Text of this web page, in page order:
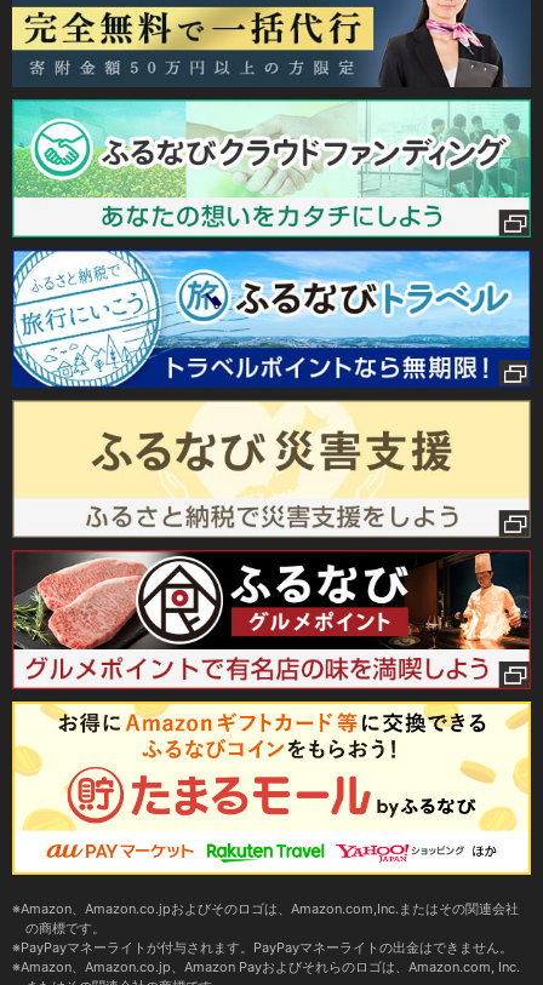
Amazon、Amazon.co.jpおよびそのロゴは、Amazon.com,Inc.またはその関連会社
の商標です。
PayPayマネーライトが付与されます。PayPayマネーライトの出金はできません。
Amazon、Amazon.co.jp、Amazon Payおよびそれらのロゴは、Amazon.com, Inc.